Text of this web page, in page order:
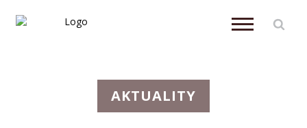
AKTUALITY